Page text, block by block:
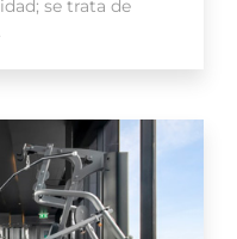
se trata de